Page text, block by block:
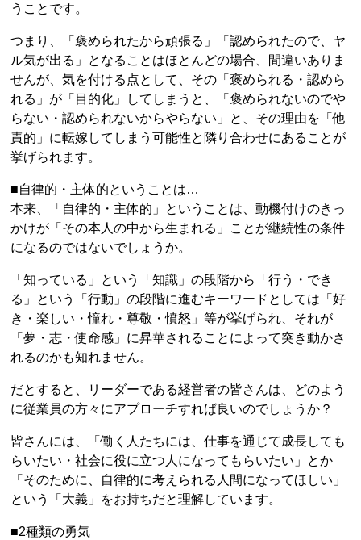
うことです。
つまり、「褒められたから頑張る」「認められたので、ヤ
ル気が出る」となることはほとんどの場合、間違いありま
せんが、気を付ける点として、その「褒められる・認めら
れる」が「目的化」してしまうと、「褒められないのでや
らない・認められないからやらない」と、その理由を「他
責的」に転嫁してしまう可能性と隣り合わせにあることが
挙げられます。
■自律的・主体的ということは…
本来、「自律的・主体的」ということは、動機付けのきっ
かけが「その本人の中から生まれる」ことが継続性の条件
になるのではないでしょうか。
「知っている」という「知識」の段階から「行う・でき
る」という「行動」の段階に進むキーワードとしては「好
き・楽しい・憧れ・尊敬・憤怒」等が挙げられ、それが
「夢・志・使命感」に昇華されることによって突き動かさ
れるのかも知れません。
だとすると、リーダーである経営者の皆さんは、どのよう
に従業員の方々にアプローチすれば良いのでしょうか？
皆さんには、「働く人たちには、仕事を通じて成長しても
らいたい・社会に役に立つ人になってもらいたい」とか
「そのために、自律的に考えられる人間になってほしい」
という「大義」をお持ちだと理解しています。
■2種類の勇気